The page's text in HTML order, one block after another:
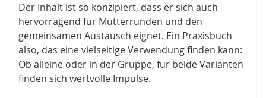
Der Inhalt ist so konzipiert, dass er sich auch
hervorragend für Mütterrunden und den
gemeinsamen Austausch eignet. Ein Praxisbuch
also, das eine vielseitige Verwendung finden kann:
Ob alleine oder in der Gruppe, für beide Varianten
finden sich wertvolle Impulse.